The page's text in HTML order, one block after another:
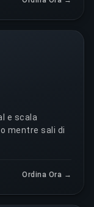
e scala
mentre sali di
Ordina Ora →